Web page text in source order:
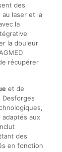
des
laser et la
la
la douleur
récupérer
et de
Desforges
aux
des
en fonction